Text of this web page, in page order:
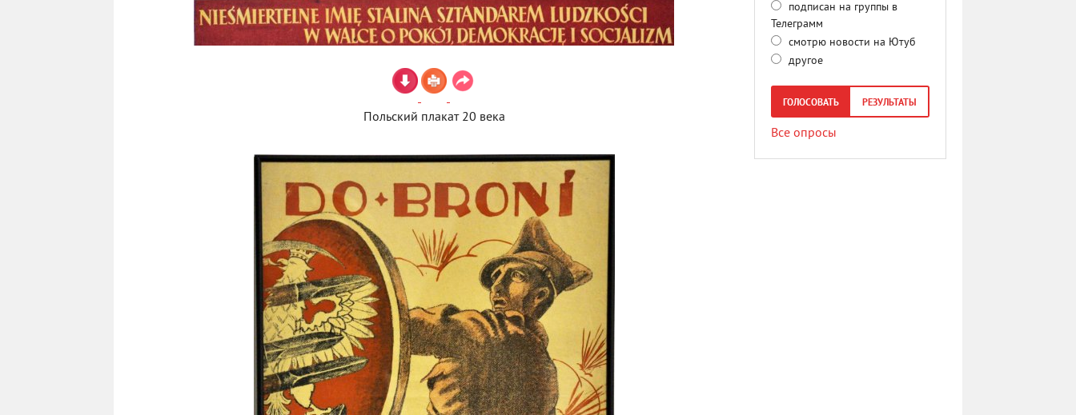
Польский плакат 20 века
подписан на группы в
Телеграмм
смотрю новости на Ютуб
другое
ГОЛОСОВАТЬ РЕЗУЛЬТАТЫ
Все опросы